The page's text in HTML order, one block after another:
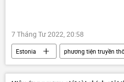
7 Tháng Tư 2022, 20:58
Estonia
phương tiện truyền
Thế giới
nhà báo